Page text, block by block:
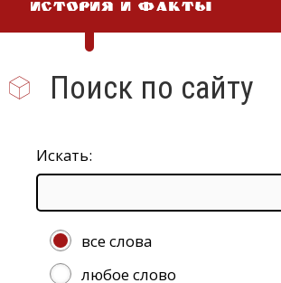
ИСТОРИЯ И ФАКТЫ
Поиск по сайту
Искать:
все слова
любое слово